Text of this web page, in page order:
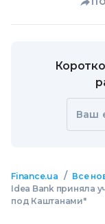
Ваш
Finance.ua / Все
Idea Bank приняла
под Каштанами"